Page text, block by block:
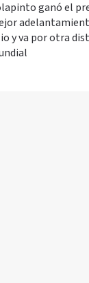
ganó el
y va por otra